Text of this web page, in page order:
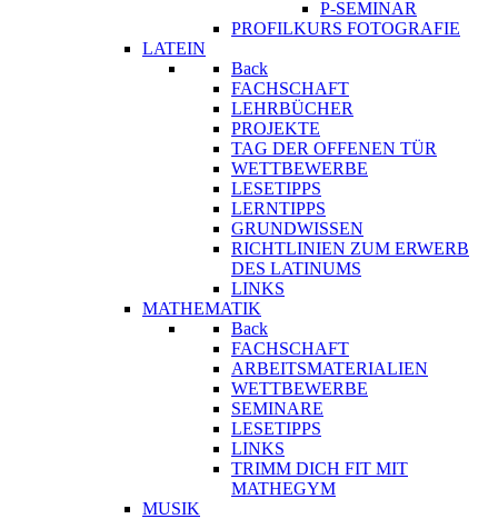
P-SEMINAR
PROFILKURS FOTOGRAFIE
LATEIN
Back
FACHSCHAFT
LEHRBÜCHER
PROJEKTE
TAG DER OFFENEN TÜR
WETTBEWERBE
LESETIPPS
LERNTIPPS
GRUNDWISSEN
RICHTLINIEN ZUM ERWERB
DES LATINUMS
LINKS
MATHEMATIK
Back
FACHSCHAFT
ARBEITSMATERIALIEN
WETTBEWERBE
SEMINARE
LESETIPPS
LINKS
TRIMM DICH FIT MIT
MATHEGYM
MUSIK